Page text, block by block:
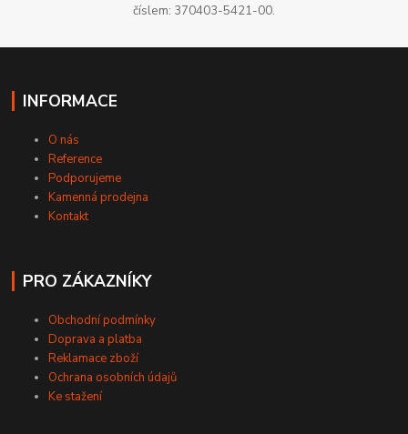
číslem: 370403-5421-00.
INFORMACE
O nás
Reference
Podporujeme
Kamenná prodejna
Kontakt
PRO ZÁKAZNÍKY
Obchodní podmínky
Doprava a platba
Reklamace zboží
Ochrana osobních údajů
Ke stažení